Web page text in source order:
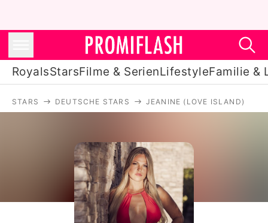
RoyalsStarsFilme & SerienLifestyleFamilie &
Filme & Serien
Lifestyle
Familie & Liebe
STARS DEUTSCHE STARS JEANINE (LOVE ISLAND)